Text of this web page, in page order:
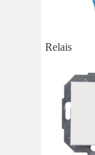
Relais